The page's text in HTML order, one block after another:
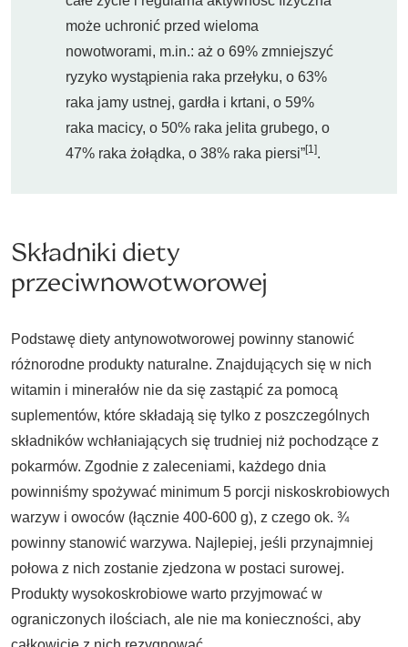
może uchronić przed wieloma
nowotworami, m.in.: aż o 69% zmniejszyć
ryzyko wystąpienia raka przełyku, o 63%
raka jamy ustnej, gardła i krtani, o 59%
raka macicy, o 50% raka jelita grubego, o
47% raka żołądka, o 38% raka piersi”[1].
Składniki diety
przeciwnowotworowej
Podstawę diety antynowotworowej powinny stanowić
różnorodne produkty naturalne. Znajdujących się w nich
witamin i minerałów nie da się zastąpić za pomocą
suplementów, które składają się tylko z poszczególnych
składników wchłaniających się trudniej niż pochodzące z
pokarmów. Zgodnie z zaleceniami, każdego dnia
powinniśmy spożywać minimum 5 porcji niskoskrobiowych
warzyw i owoców (łącznie 400-600 g), z czego ok. ¾
powinny stanowić warzywa. Najlepiej, jeśli przynajmniej
połowa z nich zostanie zjedzona w postaci surowej.
Produkty wysokoskrobiowe warto przyjmować w
ograniczonych ilościach, ale nie ma konieczności, aby